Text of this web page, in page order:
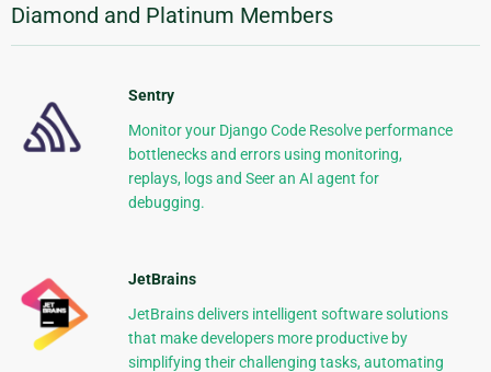
Diamond and Platinum Members
Sentry
Monitor your Django Code Resolve performance
bottlenecks and errors using monitoring,
replays, logs and Seer an AI agent for
debugging.
JetBrains
JetBrains delivers intelligent software solutions
that make developers more productive by
simplifying their challenging tasks, automating